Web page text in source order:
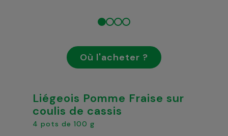
Où l'acheter ?
Liégeois Pomme Fraise sur
coulis de cassis
4 pots de 100 g